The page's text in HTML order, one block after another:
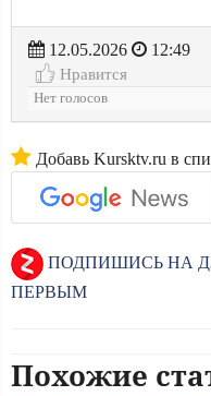
12.05.2026
12:49
Нравится
Нет голосов
Добавь Kursktv.ru в
ПОДПИШИСЬ НА
ПЕРВЫМ
Похожие